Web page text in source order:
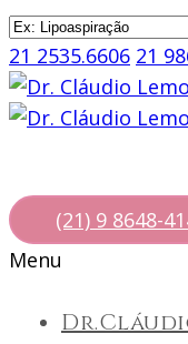
21 2535.6606 21
(21) 9 8648-
Menu